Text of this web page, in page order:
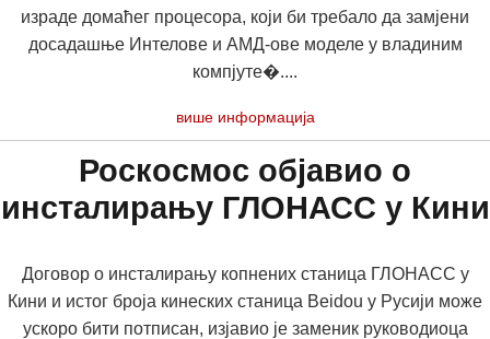
израде домаћег процесора, који би требало да замјени
досадашње Интелове и АМД-ове моделе у владиним
компјуте�....
више информација
Роскосмос објавио о
инсталирању ГЛОНАСС у Кини
Договор о инсталирању копнених станица ГЛОНАСС у
Кини и истог броја кинеских станица Beidou у Русији може
ускоро бити потписан, изјавио је заменик руководиоца